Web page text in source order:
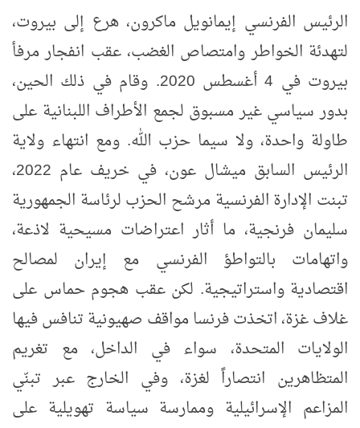
الرئيس الفرنسي إيمانويل ماكرون، هرع إلى بيروت،
لتهدئة الخواطر وامتصاص الغضب، عقب انفجار مرفأ
بيروت في 4 أغسطس 2020. وقام في ذلك الحين،
بدور سياسي غير مسبوق لجمع الأطراف اللبنانية على
طاولة واحدة، ولا سيما حزب الله. ومع انتهاء ولاية
الرئيس السابق ميشال عون، في خريف عام 2022،
تبنت الإدارة الفرنسية مرشح الحزب لرئاسة الجمهورية
سليمان فرنجية، ما أثار اعتراضات مسيحية لاذعة،
واتهامات بالتواطؤ الفرنسي مع إيران لمصالح
اقتصادية واستراتيجية. لكن عقب هجوم حماس على
غلاف غزة، اتخذت فرنسا مواقف صهيونية تنافس فيها
الولايات المتحدة، سواء في الداخل، مع تغريم
المتظاهرين انتصاراً لغزة، وفي الخارج عبر تبنّي
المزاعم الإسرائيلية وممارسة سياسة تهويلية على